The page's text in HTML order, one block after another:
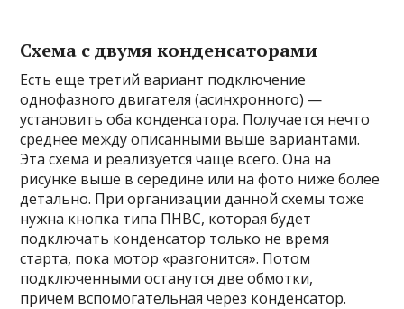
Схема с двумя конденсаторами
Есть еще третий вариант подключение
однофазного двигателя (асинхронного) —
установить оба конденсатора. Получается нечто
среднее между описанными выше вариантами.
Эта схема и реализуется чаще всего. Она на
рисунке выше в середине или на фото ниже более
детально. При организации данной схемы тоже
нужна кнопка типа ПНВС, которая будет
подключать конденсатор только не время
старта, пока мотор «разгонится». Потом
подключенными останутся две обмотки,
причем вспомогательная через конденсатор.